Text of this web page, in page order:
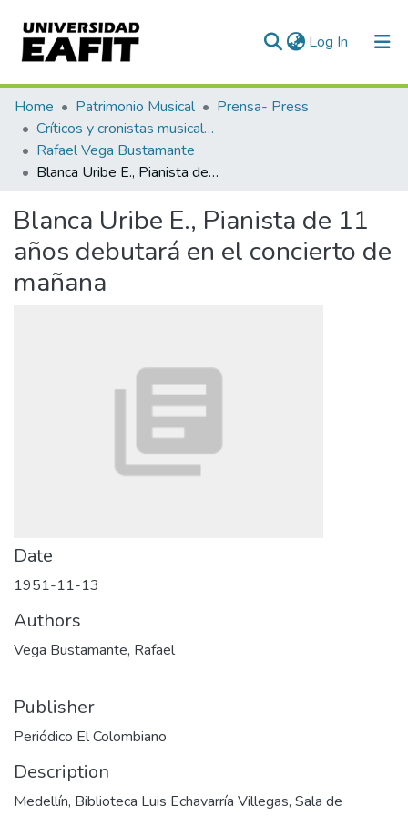
Log In (current)
Communities & Collections
All of DSpace
Statistics
Home Patrimonio Musical
Prensa- Press
Críticos y cronistas musicales
Rafael Vega Bustamante
Blanca Uribe E., Pianista de 11 años debutará en el concierto de mañana
Blanca Uribe E., Pianista de 11
años debutará en el concierto de
mañana
Date
1951-11-13
Authors
Vega Bustamante, Rafael
Publisher
Periódico El Colombiano
Description
Medellín, Biblioteca Luis Echavarría Villegas, Sala de